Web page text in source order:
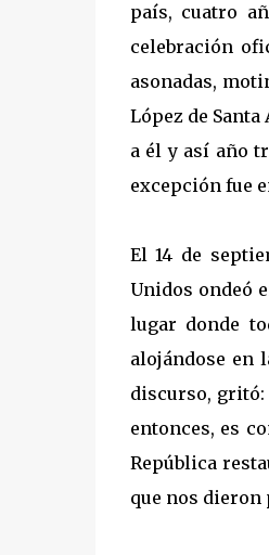
país, cuatro
celebración
asonadas,
López de
a él y así año
excepción fue
El 14 de
Unidos ondeó
lugar donde
alojándose en
discurso, gritó:
entonces, es
República
que nos dieron